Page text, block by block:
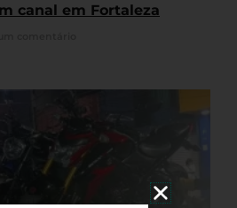
canal em Fortaleza